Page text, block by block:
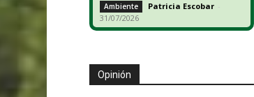
Ambiente Patricia Escobar -
31/07/2026
Opinión